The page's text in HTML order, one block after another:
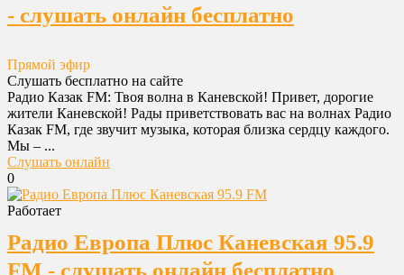
- слушать онлайн бесплатно
Прямой эфир
Слушать бесплатно на сайте
Радио Казак FM: Твоя волна в Каневской! Привет, дорогие
жители Каневской! Рады приветствовать вас на волнах Радио
Казак FM, где звучит музыка, которая близка сердцу каждого.
Мы – ...
Слушать онлайн
0
Работает
Радио Европа Плюс Каневская 95.9
FM - слушать онлайн бесплатно